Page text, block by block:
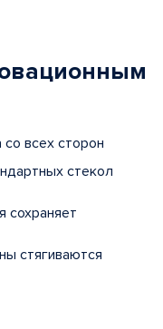
всех сторон
стекол
сохраняет
стягиваются